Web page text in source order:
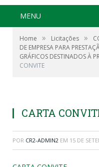
MENU
Home » Licitações »
DE EMPRESA PARA
GRÁFICOS DESTINADOS À
CONVITE
CARTA
POR CR2-ADMIN2 EM 15 DE